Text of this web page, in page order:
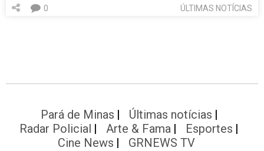
ÚLTIMAS NOTÍCIAS
0
Pará de Minas
Últimas notícias
Radar Policial
Arte & Fama
Esportes
Cine News
GRNEWS TV